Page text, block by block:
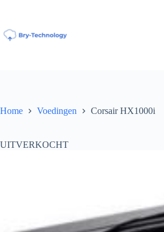
inhoud
Home Voedingen Corsair HX1000i
UITVERKOCHT